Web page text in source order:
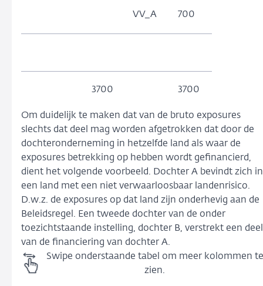
VV_A 700
3700 3700
Om duidelijk te maken dat van de bruto exposures
slechts dat deel mag worden afgetrokken dat door de
dochteronderneming in hetzelfde land als waar de
exposures betrekking op hebben wordt gefinancierd,
dient het volgende voorbeeld. Dochter A bevindt zich in
een land met een niet verwaarloosbaar landenrisico.
D.w.z. de exposures op dat land zijn onderhevig aan de
Beleidsregel. Een tweede dochter van de onder
toezichtstaande instelling, dochter B, verstrekt een deel
van de financiering van dochter A.
Swipe onderstaande tabel om meer kolommen te
zien.